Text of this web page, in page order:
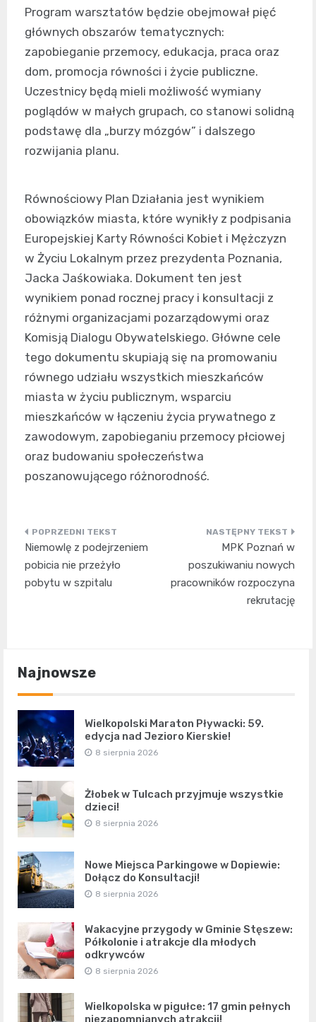
Program warsztatów będzie obejmował pięć
głównych obszarów tematycznych:
zapobieganie przemocy, edukacja, praca oraz
dom, promocja równości i życie publiczne.
Uczestnicy będą mieli możliwość wymiany
poglądów w małych grupach, co stanowi solidną
podstawę dla „burzy mózgów” i dalszego
rozwijania planu.
Równościowy Plan Działania jest wynikiem
obowiązków miasta, które wynikły z podpisania
Europejskiej Karty Równości Kobiet i Mężczyzn
w Życiu Lokalnym przez prezydenta Poznania,
Jacka Jaśkowiaka. Dokument ten jest
wynikiem ponad rocznej pracy i konsultacji z
różnymi organizacjami pozarządowymi oraz
Komisją Dialogu Obywatelskiego. Główne cele
tego dokumentu skupiają się na promowaniu
równego udziału wszystkich mieszkańców
miasta w życiu publicznym, wsparciu
mieszkańców w łączeniu życia prywatnego z
zawodowym, zapobieganiu przemocy płciowej
oraz budowaniu społeczeństwa
poszanowującego różnorodność.
Nawigacja
wpisu
Niemowlę z podejrzeniem
pobicia nie przeżyło
pobytu w szpitalu
MPK Poznań w
poszukiwaniu nowych
pracowników rozpoczyna
rekrutację
Najnowsze
Wielkopolski Maraton Pływacki: 59.
edycja nad Jezioro Kierskie!
8 sierpnia 2026
Żłobek w Tulcach przyjmuje wszystkie
dzieci!
8 sierpnia 2026
Nowe Miejsca Parkingowe w Dopiewie:
Dołącz do Konsultacji!
8 sierpnia 2026
Wakacyjne przygody w Gminie Stęszew:
Półkolonie i atrakcje dla młodych
odkrywców
8 sierpnia 2026
Wielkopolska w pigułce: 17 gmin pełnych
niezapomnianych atrakcji!